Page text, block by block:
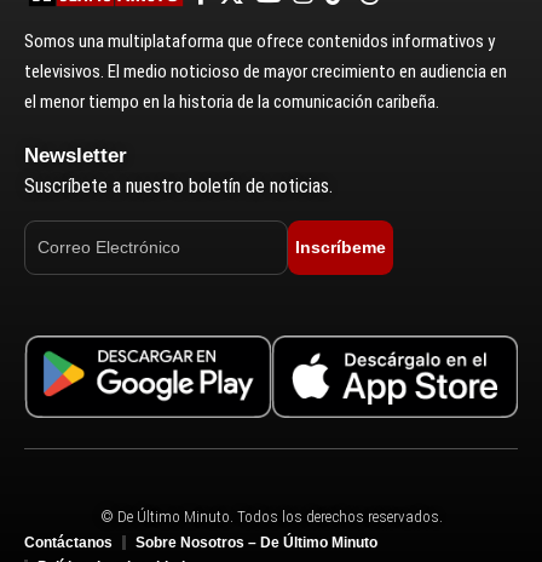
Somos una multiplataforma que ofrece contenidos informativos y
televisivos. El medio noticioso de mayor crecimiento en audiencia en
el menor tiempo en la historia de la comunicación caribeña.
Newsletter
Suscríbete a nuestro boletín de noticias.
Inscríbeme
© De Último Minuto. Todos los derechos reservados.
Contáctanos
Sobre Nosotros – De Último Minuto